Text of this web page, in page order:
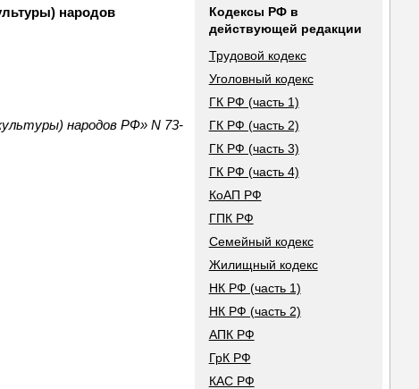
народов
народов РФ» N 73-
Кодексы РФ в
действующей редакции
Трудовой кодекс
Уголовный кодекс
ГК РФ (часть 1)
ГК РФ (часть 2)
ГК РФ (часть 3)
ГК РФ (часть 4)
КоАП РФ
ГПК РФ
Семейный кодекс
Жилищный кодекс
НК РФ (часть 1)
НК РФ (часть 2)
АПК РФ
ГрК РФ
КАС РФ